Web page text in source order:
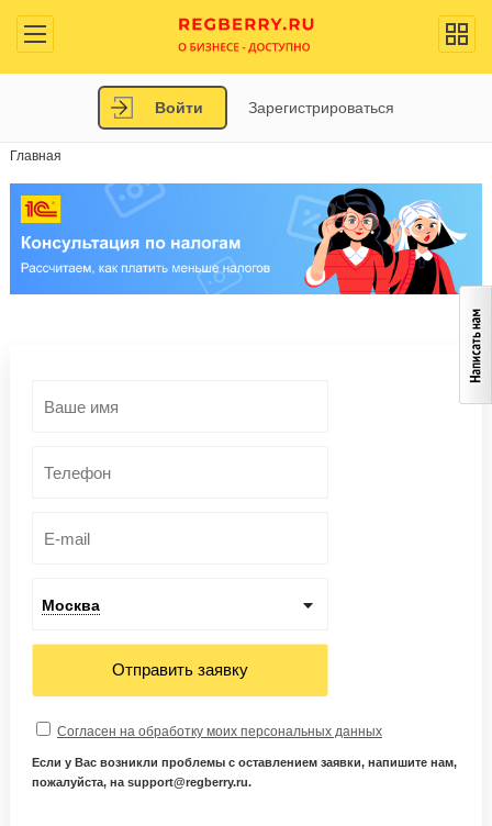
Войти Зарегистрироваться
Главная
Москва
Отправить заявку
Согласен на обработку моих персональных данных
Если у Вас возникли проблемы с оставлением заявки, напишите нам,
пожалуйста, на support@regberry.ru.